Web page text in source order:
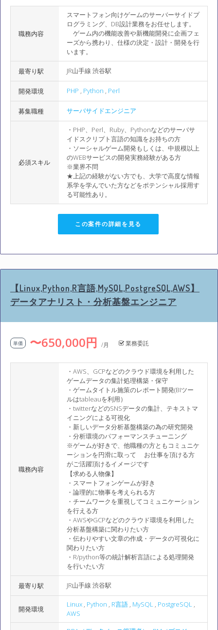
職務内容
スマートフォン向けゲームのサーバーサイドプ
ログラミング、DB設計業務をお任せします。
ゲーム内の機能改善や新機能開発に企画フェ
ーズから携わり、仕様の決定・設計・開発を行
います。
最寄り駅 JR山手線 渋谷駅
開発環境 PHP , Python , Perl
募集職種 サーバサイドエンジニア
必須スキル
・PHP、Perl、Ruby、Pythonなどのサーバサ
イドスクリプト言語の知識をお持ちの方
・ソーシャルゲーム開発もしくは、中規模以上
のWEBサービスの開発実務経験がある方
※業界不問
★上記の経験がない方でも、大学で高度な情報
系学を学んでいた方などをポテンシャル採用す
る可能性あり。
この案件の詳細を見る
【Linux,Python,R言語,MySQL,PostgreSQL,AWS】
データアナリスト・分析基盤エンジニア
単価 〜650,000円 /月 業務委託
職務内容
・AWS、GCPなどのクラウド環境を利用した
ゲームデータの集計処理構築・保守
・ゲームタイトル施策のレポート開発(BIツー
ルはtableauを利用）
・twitterなどのSNSデータの集計、テキストマ
イニングによる可視化
・新しいデータ分析基盤構築の為の研究開発
・分析環境のパフォーマンスチューニング
※ゲームが好きで、他職種の方ともコミュニケ
ーションを円滑に取って お仕事を頂ける方
がご活躍頂けるイメージです
【求める人物像】
・スマートフォンゲームが好き
・論理的に物事を考えられる方
・チームワークを重視してコミュニケーション
を行える方
・AWSやGCPなどのクラウド環境を利用した
分析基盤構築に関わりたい方
・伝わりやすい文章の作成・データの可視化に
関わりたい方
・R/python等の統計解析言語による処理開発
を行いたい方
最寄り駅 JR山手線 渋谷駅
開発環境
Linux , Python , R言語 , MySQL , PostgreSQL ,
AWS